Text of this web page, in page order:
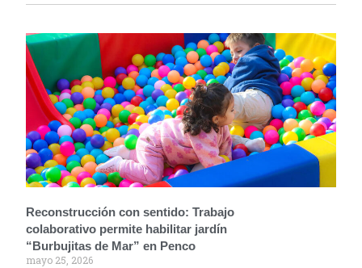
Reconstrucción con sentido: Trabajo
colaborativo permite habilitar jardín
“Burbujitas de Mar” en Penco
mayo 25, 2026